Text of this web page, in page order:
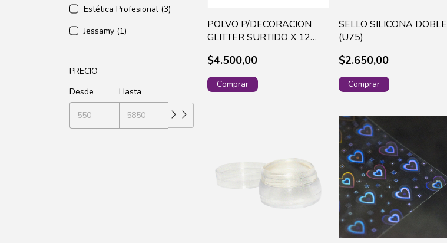
Estética Profesional (3)
Jessamy (1)
PRECIO
Desde
Hasta
POLVO P/DECORACION
GLITTER SURTIDO X 12
$4.500,00
SELLO SILICONA DOBLE
(U75)
$2.650,00